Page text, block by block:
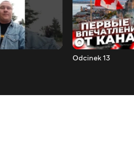
Odcinek 13